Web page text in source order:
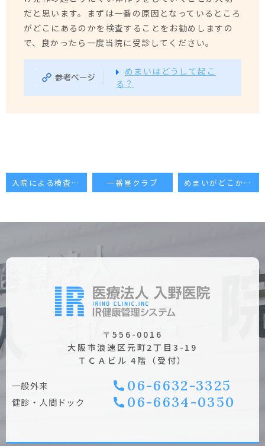
だと思います。まずは一番の原因となっているところ
がどこにあるのかを検査することをお勧めしますの
で、良かったら一度当院に受診してください。
めまいはどうして起こ
る？
入院による検査・治療などは行なっておられるのでしょうか。また、治る可能性はあるのでしょうか。（NO.8） 一番星クラブ めまいがどこからくきているのか原因を理解し治していきたい。（NO.10）
〒556-0016
大阪市浪速区元町2丁目3-19
ＴＣＡビル 4階（受付）
⼀般外来 06-6632-3325
健診・⼈間ドック 06-6634-0350